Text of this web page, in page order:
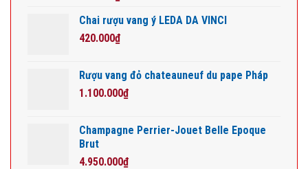
Chai rượu vang ý LEDA DA VINCI
420.000₫
Rượu vang đỏ chateauneuf du pape Pháp
1.100.000₫
Champagne Perrier-Jouet Belle Epoque
Brut
4.950.000₫